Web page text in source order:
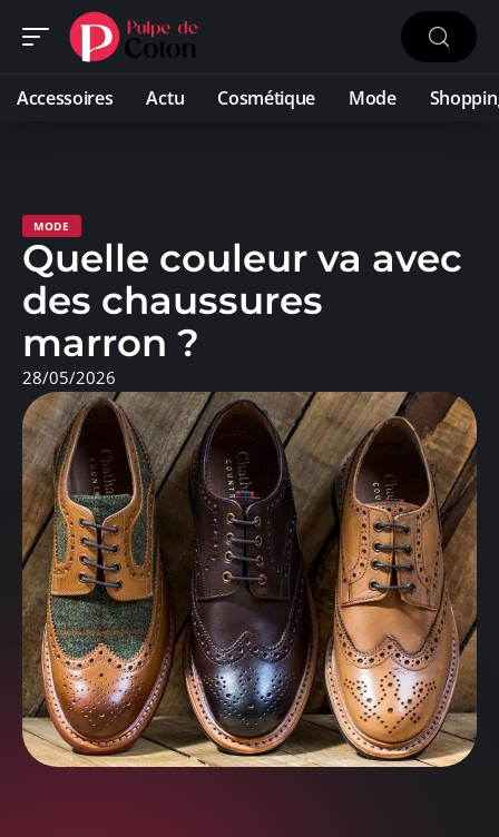
Accessoires Actu Cosmétique Mode
MODE
Quelle couleur va avec
des chaussures
marron ?
28/05/2026